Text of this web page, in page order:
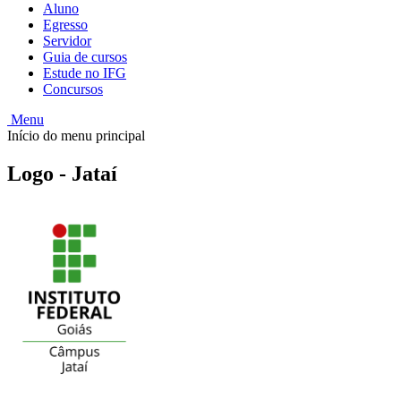
Aluno
Egresso
Servidor
Guia de cursos
Estude no IFG
Concursos
Menu
Início do menu principal
Logo - Jataí